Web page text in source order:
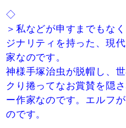
◇
＞私などが申すまでもな
ジナリティを持った、現
家なのです。
神様手塚治虫が脱帽し、
クり捲ってなお賞賛を隠
ー作家なのです。エルフ
のです。